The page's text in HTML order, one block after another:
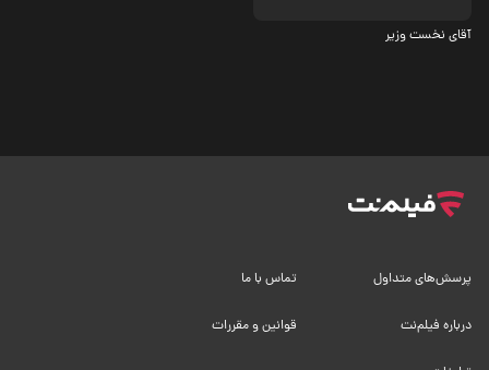
آقای نخست وزیر
پرسش‌های متداول تماس با ما
درباره فیلم‌نت قوانین و مقررات